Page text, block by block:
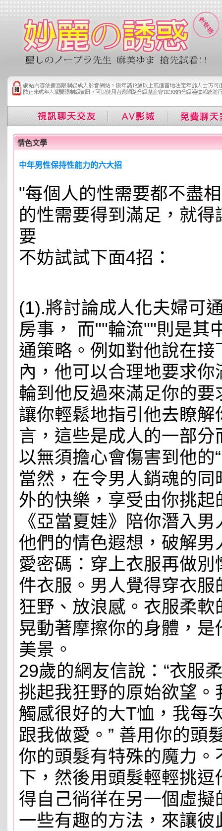
情色文學
中年男性保持性能力的六大招
"每個人的性需要都不盡
的性需要得到滿足，就
要
不妨試試下面4招：
(1).將討論成人化夫婦可
房事， 而""輪流""則是其
通策略。例如對他說在接
內，他可以合理地要求
輪到他反過來滿足你的
讓你輕鬆地指引他去瞭
言，這些是成人的一部
以無須擔心會傷害到他的
當然，在令男人銷魂的
外的快樂，享受由你挑
《亞當夏娃》陪你潛入
他們的情色遐想，破解男
愛密碼：穿上衣服再做
件衣服。男人覺得穿衣
狂野、放浪感。衣服柔
晃動著摩擦你的身體，
美景。
29歲的網友信說：“衣服
挑起我狂野的原始欲望
觸感很好的大T恤，我每
跟我做愛。” 善用你的頭
你的頭髮有特殊的魔力。
下，然後用頭髮輕輕挑
得自己徜徉在另一個虛
一些有趣的方法，來讓彼